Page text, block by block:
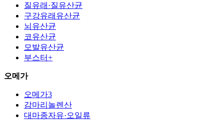
질유래·질유산균
구강유래유산균
뇌유산균
코유산균
모발유산균
부스터+
오메가
오메가3
감마리놀렌산
대마종자유·오일류